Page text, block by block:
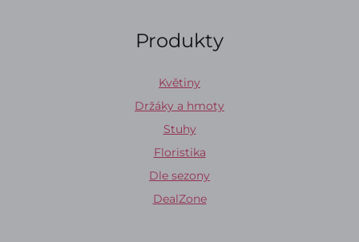
Produkty
Květiny
Držáky a hmoty
Stuhy
Floristika
Dle sezony
DealZone